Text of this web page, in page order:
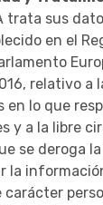
trata sus
en el
relativo a
en lo que
y a la libre
se deroga
la
carácter